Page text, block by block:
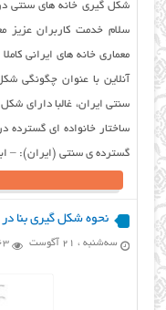
شکل گیری خانه های سنتی
سلام خدمت کاربران عزیز
معماری خانه های ایرانی
آنلاین با عنوان چگونگی
سنتی ایران، غالبا دارای
ساختار خانواده ای گسترده
گسترده ی سنتی (ایران): –
نحوه شکل گیری بنا
سه‌شنبه ، 21 آگوست